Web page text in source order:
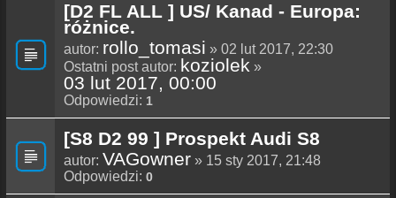
[D2 FL ALL ] US/ Kanad - Europa:
różnice.
autor: rollo_tomasi » 02 lut 2017, 22:30
Ostatni post autor: koziolek »
03 lut 2017, 00:00
Odpowiedzi: 1
[S8 D2 99 ] Prospekt Audi S8
autor: VAGowner » 15 sty 2017, 21:48
Odpowiedzi: 0